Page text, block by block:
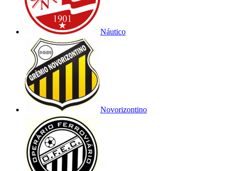
Náutico
Novorizontino